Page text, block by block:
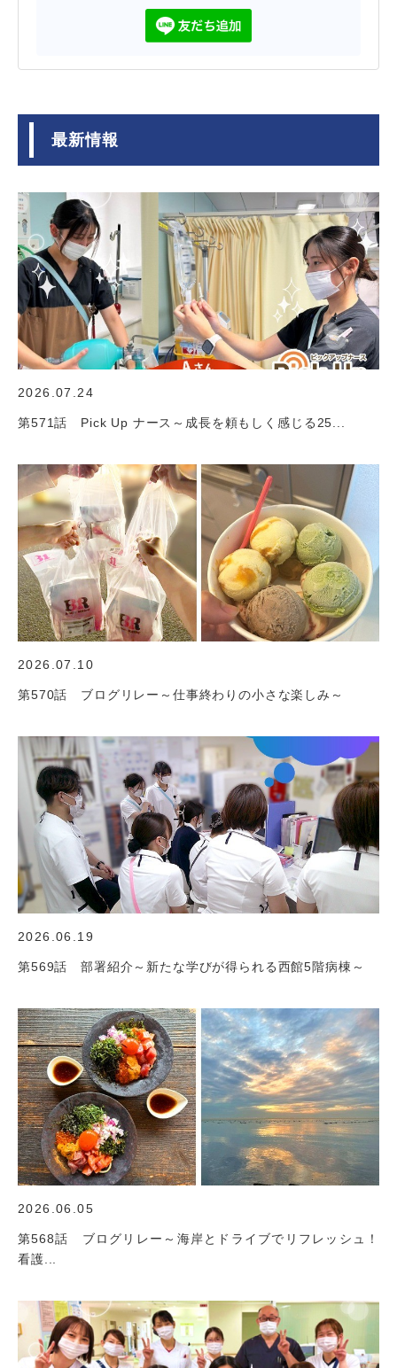
最新情報
2026.07.24
第571話 Pick Up ナース～成長を頼もしく感じる25...
2026.07.10
第570話 ブログリレー～仕事終わりの小さな楽しみ～
2026.06.19
第569話 部署紹介～新たな学びが得られる西館5階病棟～
2026.06.05
第568話 ブログリレー～海岸とドライブでリフレッシュ！
看護...